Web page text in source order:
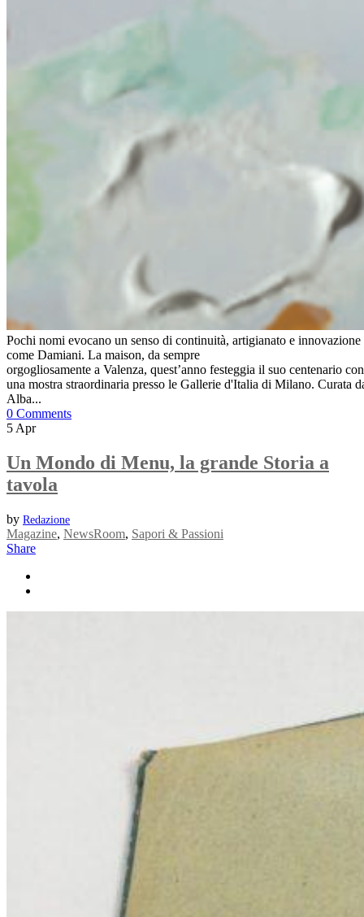
Pochi nomi evocano un senso di continuità, artigianato e innovazione
come Damiani. La maison, da sempre
orgogliosamente a Valenza, quest’anno festeggia il suo centenario con
una mostra straordinaria presso le Gallerie d'Italia di Milano. Curata
Alba...
0 Comments
5 Apr
Un Mondo di Menu, la grande Storia a
tavola
by Redazione
Magazine, NewsRoom, Sapori & Passioni
Share